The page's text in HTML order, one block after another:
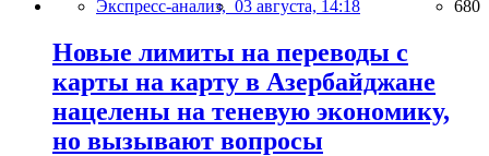
Экспресс-анализ, 03 августа, 14:18 680
Новые лимиты на переводы с
карты на карту в Азербайджане
нацелены на теневую экономику,
но вызывают вопросы